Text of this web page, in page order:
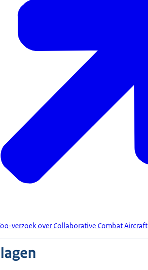
verzoek over Collaborative Combat Aircraft